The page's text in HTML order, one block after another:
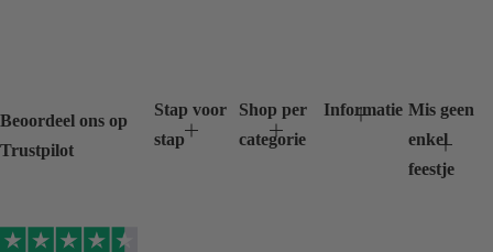
Beoordeel ons op
Trustpilot
Stap voor
stap
Shop per
categorie
Informatie Mis geen
enkel
feestje